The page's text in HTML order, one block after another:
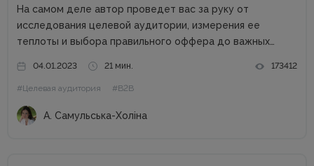
На самом деле автор проведет вас за руку от
исследования целевой аудитории, измерения ее
теплоты и выбора правильного оффера до важных
клиенту. В процессе составления и отправления
коммерческого предложения важен абсолютно каждый
этап, поэтому...
04.01.2023 21 мин. 173412
#Целевая аудитория #B2B
А. Самульська-Холіна